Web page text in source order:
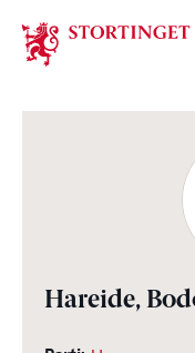
Stortinget.no
Hareide,